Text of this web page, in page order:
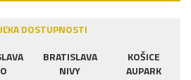
DOSTUPNOSTI
BRATISLAVA
NIVY
KOŠICE
AUPARK